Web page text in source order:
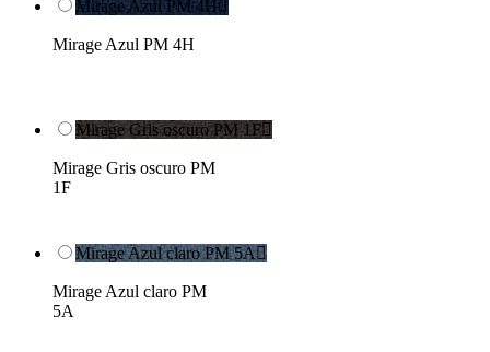
Mirage Azul PM 4H
Mirage Azul PM 4H
Mirage Gris oscuro PM 1F
Mirage Gris oscuro PM
1F
Mirage Azul claro PM 5A
Mirage Azul claro PM
5A